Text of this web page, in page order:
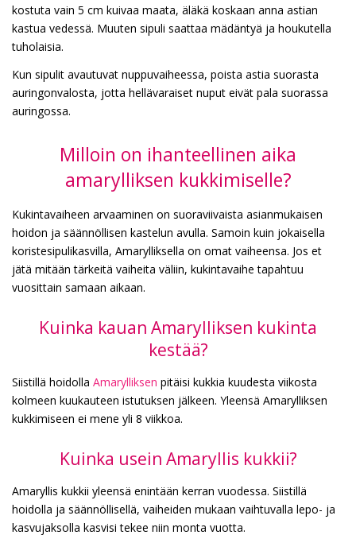
kostuta vain 5 cm kuivaa maata, äläkä koskaan anna astian
kastua vedessä. Muuten sipuli saattaa mädäntyä ja houkutella
tuholaisia.
Kun sipulit avautuvat nuppuvaiheessa, poista astia suorasta
auringonvalosta, jotta hellävaraiset nuput eivät pala suorassa
auringossa.
Milloin on ihanteellinen aika
amarylliksen kukkimiselle?
Kukintavaiheen arvaaminen on suoraviivaista asianmukaisen
hoidon ja säännöllisen kastelun avulla. Samoin kuin jokaisella
koristesipulikasvilla, Amarylliksella on omat vaiheensa. Jos et
jätä mitään tärkeitä vaiheita väliin, kukintavaihe tapahtuu
vuosittain samaan aikaan.
Kuinka kauan Amarylliksen kukinta
kestää?
Siistillä hoidolla Amarylliksen pitäisi kukkia kuudesta viikosta
kolmeen kuukauteen istutuksen jälkeen. Yleensä Amarylliksen
kukkimiseen ei mene yli 8 viikkoa.
Kuinka usein Amaryllis kukkii?
Amaryllis kukkii yleensä enintään kerran vuodessa. Siistillä
hoidolla ja säännöllisellä, vaiheiden mukaan vaihtuvalla lepo- ja
kasvujaksolla kasvisi tekee niin monta vuotta.